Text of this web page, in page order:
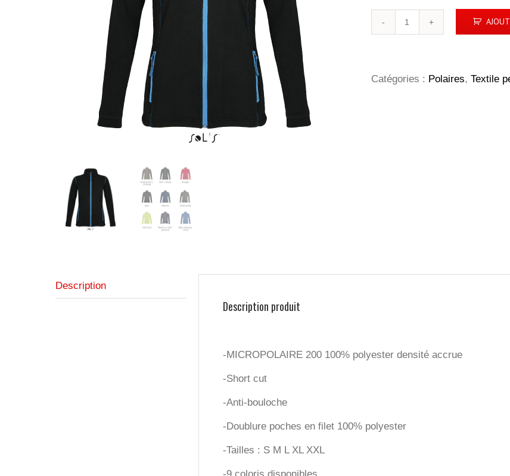
de
Catégories : Polaires, Textile
Description
Description produit
-MICROPOLAIRE 200 100% polyester densité accrue
-Short cut
-Anti-bouloche
-Doublure poches en filet 100% polyester
-Tailles : S M L XL XXL